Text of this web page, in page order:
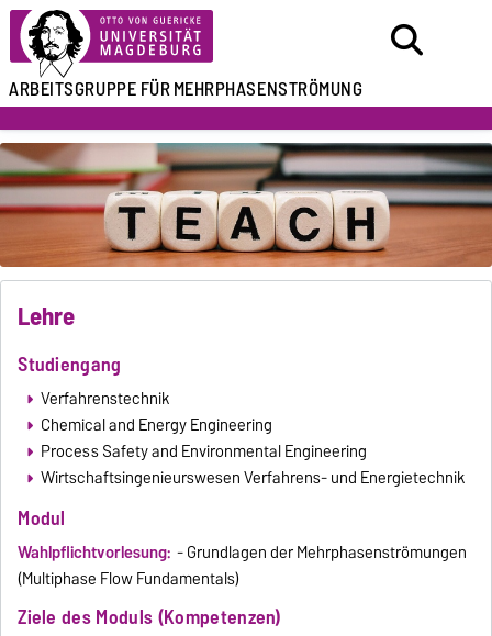
ARBEITSGRUPPE FÜRMEHRPHASENSTRÖMUNG
Lehre
Studiengang
Verfahrenstechnik
Chemical and Energy Engineering
Process Safety and Environmental Engineering
Wirtschaftsingenieurswesen Verfahrens- und Energietechnik
Modul
Wahlpflichtvorlesung: - Grundlagen der Mehrphasenströmungen
(Multiphase Flow Fundamentals)
Ziele des Moduls (Kompetenzen)